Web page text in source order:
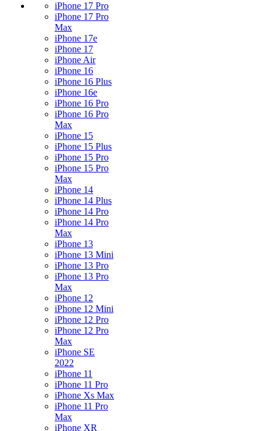
iPhone 17 Pro
iPhone 17 Pro
Max
iPhone 17e
iPhone 17
iPhone Air
iPhone 16
iPhone 16 Plus
iPhone 16e
iPhone 16 Pro
iPhone 16 Pro
Max
iPhone 15
iPhone 15 Plus
iPhone 15 Pro
iPhone 15 Pro
Max
iPhone 14
iPhone 14 Plus
iPhone 14 Pro
iPhone 14 Pro
Max
iPhone 13
iPhone 13 Mini
iPhone 13 Pro
iPhone 13 Pro
Max
iPhone 12
iPhone 12 Mini
iPhone 12 Pro
iPhone 12 Pro
Max
iPhone SE
2022
iPhone 11
iPhone 11 Pro
iPhone Xs Max
iPhone 11 Pro
Max
iPhone XR